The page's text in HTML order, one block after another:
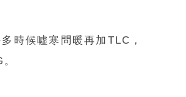
時候噓寒問暖再加TLC，